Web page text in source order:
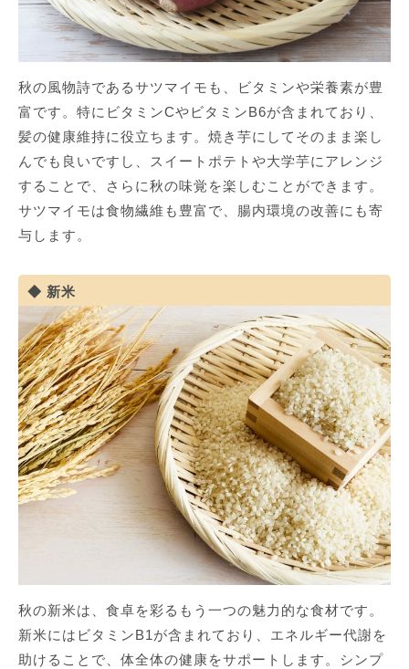
秋の風物詩であるサツマイモも、ビタミンや栄養素が豊
富です。特にビタミンCやビタミンB6が含まれており、
髪の健康維持に役立ちます。焼き芋にしてそのまま楽し
んでも良いですし、スイートポテトや大学芋にアレンジ
することで、さらに秋の味覚を楽しむことができます。
サツマイモは食物繊維も豊富で、腸内環境の改善にも寄
与します。
新米
秋の新米は、食卓を彩るもう一つの魅力的な食材です。
新米にはビタミンB1が含まれており、エネルギー代謝を
助けることで、体全体の健康をサポートします。シンプ